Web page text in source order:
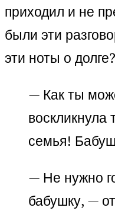
приходил и не
были эти
эти ноты о долге?
— Как ты
семья!
— Не нужно
бабушку, —